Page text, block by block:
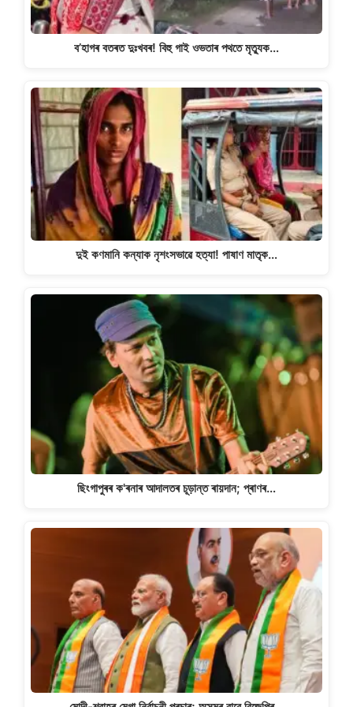
ব’হাগৰ বতৰত দুঃখবৰ! বিহু গাই ওভতাৰ পথতে মৃত্যুক…
দুই কণমানি কন্যাক নৃশংসভাৱে হত্যা! পাষাণ মাতৃক…
ছিংগাপুৰৰ ক'ৰনাৰ আদালতৰ চূড়ান্ত ৰায়দান; প্ৰাণৰ…